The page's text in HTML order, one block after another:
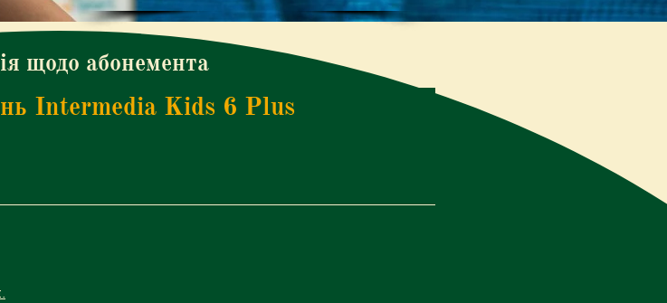
щодо абонемента
Intermedia Kids 6 Plus